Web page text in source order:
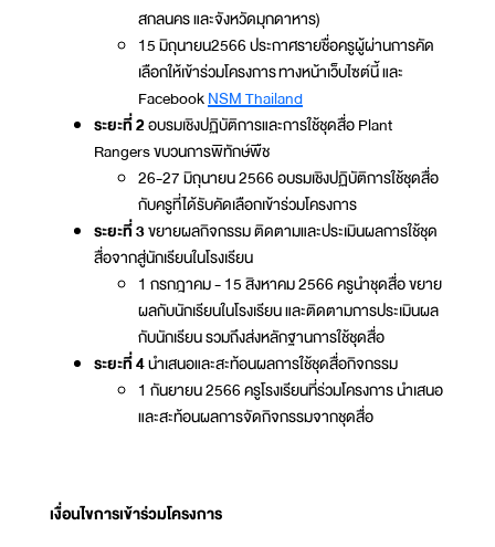
สกลนคร และจังหวัดมุกดาหาร)
15 มิถุนายน2566 ประกาศรายชื่อครูผู้ผ่านการคัด
เลือกให้เข้าร่วมโครงการ ทางหน้าเว็บไซต์นี้ และ
FacebookNSM Thailand
ระยะที่ 2อบรมเชิงปฏิบัติการและการใช้ชุดสื่อ Plant
Rangers ขบวนการพิทักษ์พืช
26-27 มิถุนายน 2566 อบรมเชิงปฏิบัติการใช้ชุดสื่อ
กับครูที่ได้รับคัดเลือกเข้าร่วมโครงการ
ระยะที่ 3ขยายผลกิจกรรม ติดตามและประเมินผลการใช้ชุด
สื่อจากสู่นักเรียนในโรงเรียน
1 กรกฎาคม - 15 สิงหาคม 2566 ครูนำชุดสื่อ ขยาย
ผลกับนักเรียนในโรงเรียน และติดตามการประเมินผล
กับนักเรียน รวมถึงส่งหลักฐานการใช้ชุดสื่อ
ระยะที่ 4นำเสนอและสะท้อนผลการใช้ชุดสื่อกิจกรรม
1 กันยายน 2566 ครูโรงเรียนที่ร่วมโครงการ นำเสนอ
และสะท้อนผลการจัดกิจกรรมจากชุดสื่อ
เงื่อนไขการเข้าร่วมโครงการ